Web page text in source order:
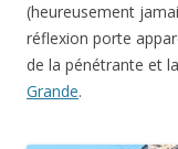
(heureusement
réflexion porte
de la pénétrante et
Grande.